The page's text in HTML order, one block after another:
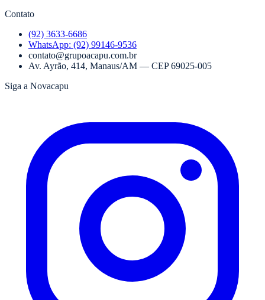
Contato
(92) 3633-6686
WhatsApp: (92) 99146-9536
contato@grupoacapu.com.br
Av. Ayrão, 414, Manaus/AM — CEP69025-005
Siga a Novacapu